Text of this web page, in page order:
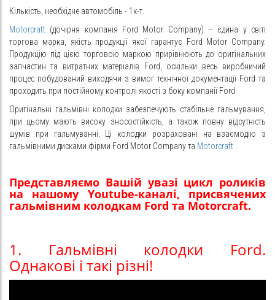
Кількість, необхідне автомобіль - 1к-т.
Motorcraft (дочірня компанія Ford Motor Company) – єдина у світі
торгова марка, якість продукції якої гарантує Ford Motor Company.
Продукцію під цією торговою маркою прирівнюють до оригінальних
запчастин та витратних матеріалів Ford, оскільки весь виробничий
процес побудований виходячи з вимог технічної документації Ford та
проходить при постійному контролі якості з боку компанії Ford.
Оригінальні гальмівні колодки забезпечують стабільне гальмування,
при цьому мають високу зносостійкість, а також повну відсутність
шумів при гальмуванні. Ці колодки розраховані на взаємодію з
гальмівними дисками фірми Ford Motor Company та Motorcraft
Представляємо Вашій увазі цикл роликів
на нашому Youtube-каналі, присвячених
гальмівним колодкам Ford та Motorcraft.
1. Гальмівні колодки Ford.
Однакові і такі різні!